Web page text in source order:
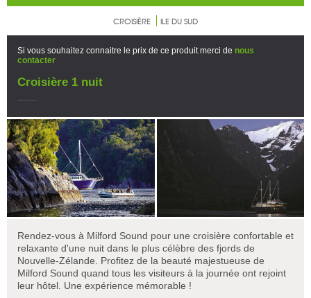
CROISIÈRE ILE DU SUD
Si vous souhaitez connaitre le prix de ce produit merci de nous
contacter
Croisière 1 nuit
Rendez-vous à Milford Sound pour une croisière confortable et
relaxante d'une nuit dans le plus célèbre des fjords de
Nouvelle-Zélande. Profitez de la beauté majestueuse de
Milford Sound quand tous les visiteurs à la journée ont rejoint
leur hôtel. Une expérience mémorable !